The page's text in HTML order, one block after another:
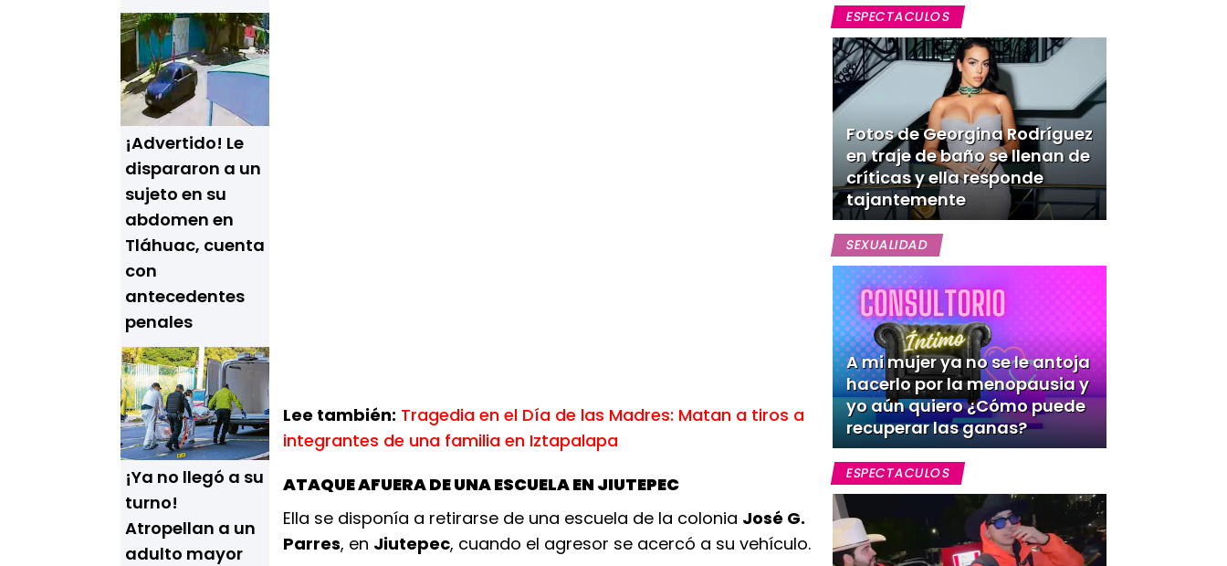
¡Advertido! Le
dispararon a un
sujeto en su
abdomen en
Tláhuac, cuenta
con
antecedentes
penales
¡Ya no llegó a su
turno!
Atropellan a un
adulto mayor
Lee también: Tragedia en el Día de las Madres: Matan a tiros a
integrantes de una familia en Iztapalapa
ATAQUE AFUERA DE UNA ESCUELA EN JIUTEPEC
Ella se disponía a retirarse de una escuela de la colonia José G.
Parres, en Jiutepec, cuando el agresor se acercó a su vehículo.
ESPECTACULOS
Fotos de Georgina Rodríguez
en traje de baño se llenan de
críticas y ella responde
tajantemente
SEXUALIDAD
A mi mujer ya no se le antoja
hacerlo por la menopausia y
yo aún quiero ¿Cómo puede
recuperar las ganas?
ESPECTACULOS